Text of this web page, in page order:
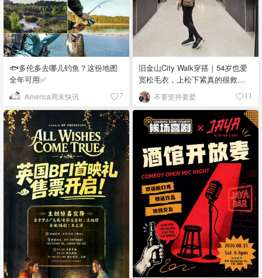
🐟多伦多去哪儿钓鱼？这份地图
全年可用✅
America周末快讯 7
旧金山City Walk穿搭｜54岁也爱
宽松毛衣，上松下紧真的很救比
例
不要坚持要爱 11